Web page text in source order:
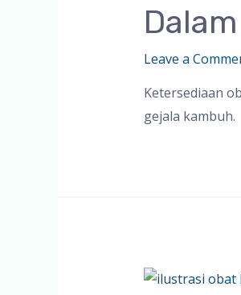
Leave a
Ketersediaan
gejala kambuh.